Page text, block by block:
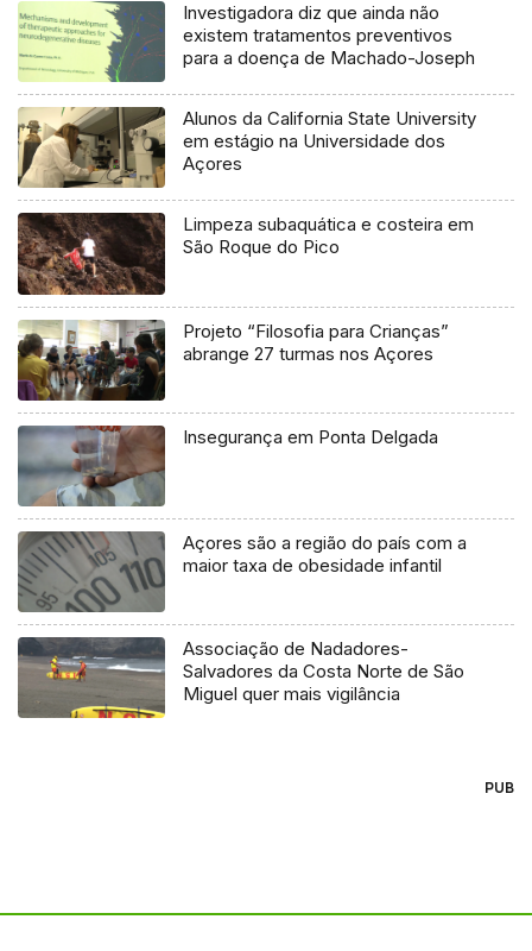
Investigadora diz que ainda não
existem tratamentos preventivos
para a doença de Machado-Joseph
Alunos da California State University
em estágio na Universidade dos
Açores
Limpeza subaquática e costeira em
São Roque do Pico
Projeto “Filosofia para Crianças”
abrange 27 turmas nos Açores
Insegurança em Ponta Delgada
Açores são a região do país com a
maior taxa de obesidade infantil
Associação de Nadadores-
Salvadores da Costa Norte de São
Miguel quer mais vigilância
PUB